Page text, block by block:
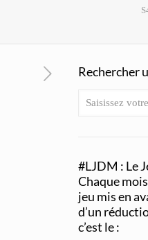
Rechercher
#LJDM : Le
Chaque
jeu mis en
d’un
c’est le :